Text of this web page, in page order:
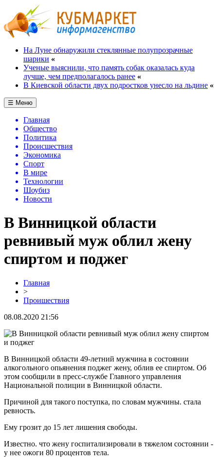
На Луне обнаружили стеклянные полупрозрачные
шарики «
Ученые выяснили, что память собак оказалась куда
лучше, чем предполагалось ранее «
В Киевской области двух подростков унесло на льдине «
☰ Меню
Главная
Общество
Политика
Происшествия
Экономика
Спорт
В мире
Технологии
Шоубиз
Новости
В Винницкой области
ревнивый муж облил жену
спиртом и поджег
Главная
>
Проишествия
08.08.2020 21:56
В Винницкой области 49-летний мужчина в состоянии
алкогольного опьянения поджег жену, облив ее спиртом. Об
этом сообщили в пресс-службе Главного управления
Национальной полиции в Винницкой области.
Причиной для такого поступка, по словам мужчины. стала
ревность.
Ему грозит до 15 лет лишения свободы.
Известно. что жену госпитализировали в тяжелом состоянии -
у нее ожоги 80 процентов тела.